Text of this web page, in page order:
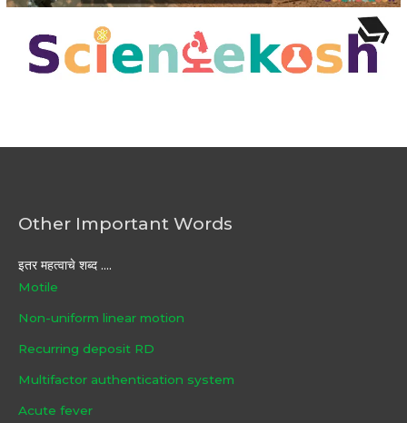
Other Important Words
इतर महत्वाचे शब्द ....
Motile
Non-uniform linear motion
Recurring deposit RD
Multifactor authentication system
Acute fever